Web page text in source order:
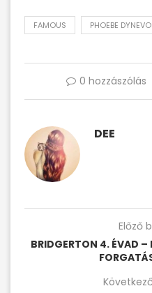
FAMOUS PHOEBE
0 hozzászólás
DEE
Előző
BRIDGERTON 4. ÉVAD –